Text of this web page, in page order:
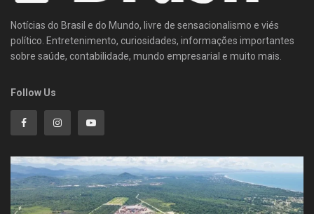
Notícias do Brasil e do Mundo, livre de sensacionalismo e viés
político. Entretenimento, curiosidades, informações importantes
sobre saúde, contabilidade, mundo empresarial e muito mais.
Follow Us